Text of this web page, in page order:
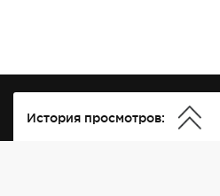
История просмотров: